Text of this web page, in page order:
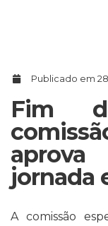
Publicado em
Fim
aprova
jornada
A comissão